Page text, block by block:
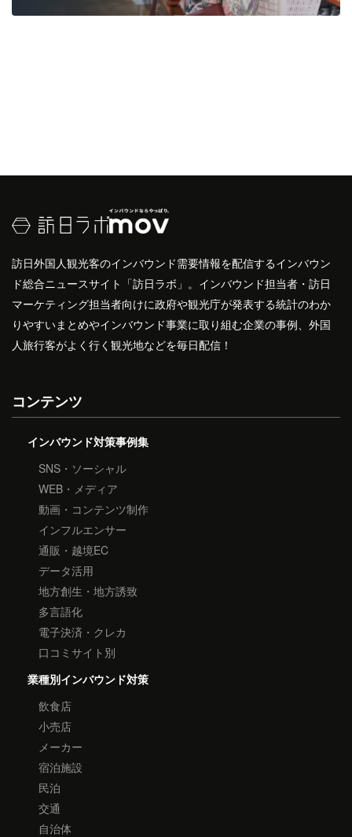
訪日外国人観光客のインバウンド需要情報を配信するインバウン
ド総合ニュースサイト「訪日ラボ」。インバウンド担当者・訪日
マーケティング担当者向けに政府や観光庁が発表する統計のわか
りやすいまとめやインバウンド事業に取り組む企業の事例、外国
人旅行客がよく行く観光地などを毎日配信！
コンテンツ
インバウンド対策事例集
SNS・ソーシャル
WEB・メディア
動画・コンテンツ制作
インフルエンサー
通販・越境EC
データ活用
地方創生・地方誘致
多言語化
電子決済・クレカ
口コミサイト別
業種別インバウンド対策
飲食店
小売店
メーカー
宿泊施設
民泊
交通
自治体